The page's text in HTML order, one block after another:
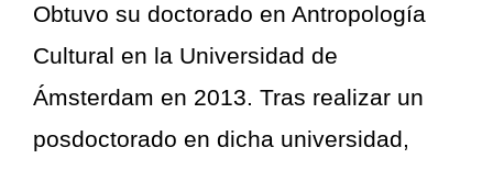
Obtuvo su doctorado en Antropología
Cultural en la Universidad de
Ámsterdam en 2013. Tras realizar un
posdoctorado en dicha universidad,